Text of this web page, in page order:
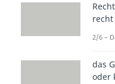
2/6 –
das
oder